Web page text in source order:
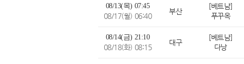
08/13(목) 07:45
08/17(월) 06:40
부산
[베트남]
푸꾸옥
08/14(금) 21:10
08/18(화) 08:15
대구
[베트남]
다낭